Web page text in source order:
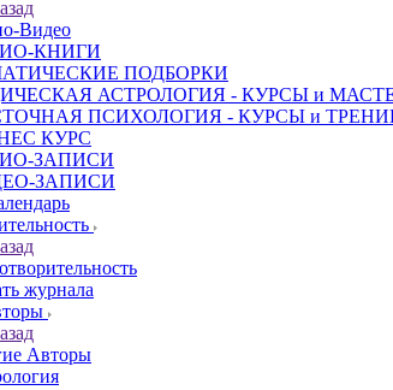
Видео
КНИГИ
ПОДБОРКИ
АСТРОЛОГИЯ - КУРСЫ и
ПСИХОЛОГИЯ - КУРСЫ и
КУРС
ЗАПИСИ
ЗАПИСИ
журнала
Aвторы